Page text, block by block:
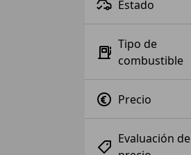
Estado
Tipo de
combustible
Precio
Evaluación de